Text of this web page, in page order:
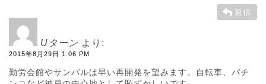
返信
Uターン より:
2015年8月29日 1:06 PM
勤労会館やサンパルは早い再開発を望みます。自転車、パチ